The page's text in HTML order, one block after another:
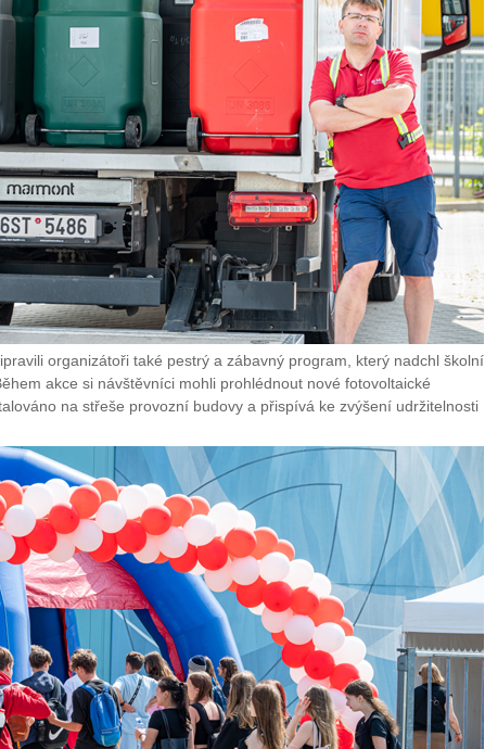
organizátoři také pestrý a zábavný program, který nadchl školní
akce si návštěvníci mohli prohlédnout nové fotovoltaické
na střeše provozní budovy a přispívá ke zvýšení udržitelnosti